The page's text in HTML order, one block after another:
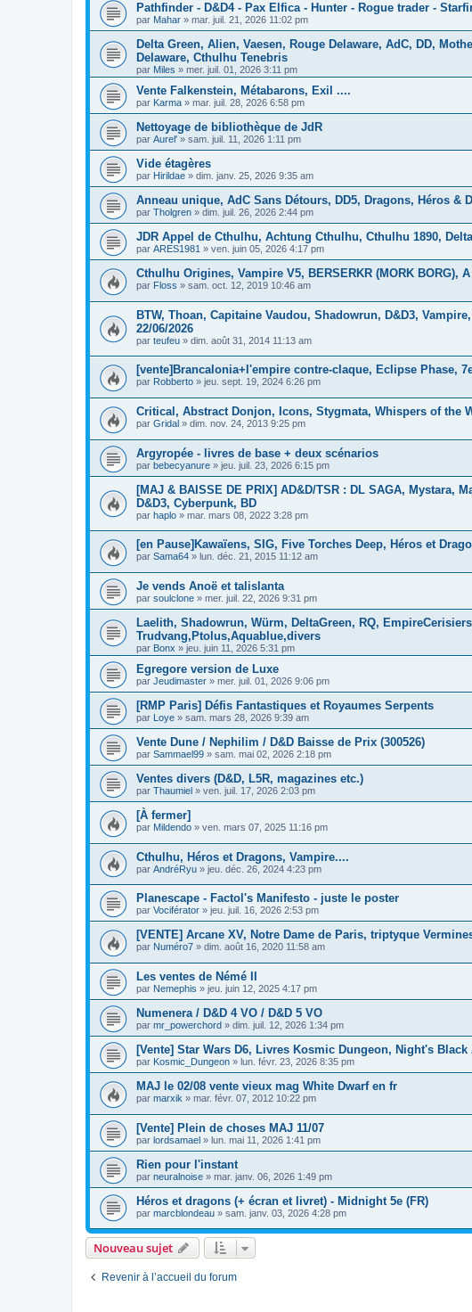
Pathfinder - D&D4 - Pax Elfica - Hunter - Rogue trader -
par Mahar » mar. juil. 21, 2026 11:02 pm
Delta Green, Alien, Vaesen, Rouge Delaware, AdC, DD,
Delaware, Cthulhu Tenebris
par Miles » mer. juil. 01, 2026 3:11 pm
Vente Falkenstein, Métabarons, Exil ....
par Karma » mar. juil. 28, 2026 6:58 pm
Nettoyage de bibliothèque de JdR
par Aurel' » sam. juil. 11, 2026 1:11 pm
Vide étagères
par Hirildae » dim. janv. 25, 2026 9:35 am
Anneau unique, AdC Sans Détours, DD5, Dragons, Héros &
par Tholgren » dim. juil. 26, 2026 2:44 pm
JDR Appel de Cthulhu, Achtung Cthulhu, Cthulhu 1890,
par ARES1981 » ven. juin 05, 2026 4:17 pm
Cthulhu Origines, Vampire V5, BERSERKR (MORK BORG),
par Floss » sam. oct. 12, 2019 10:46 am
BTW, Thoan, Capitaine Vaudou, Shadowrun, D&D3,
22/06/2026
par teufeu » dim. août 31, 2014 11:13 am
[vente]Brancalonia+l'empire contre-claque, Eclipse Phase,
par Robberto » jeu. sept. 19, 2024 6:26 pm
Critical, Abstract Donjon, Icons, Stygmata, Whispers of the
par Gridal » dim. nov. 24, 2013 9:25 pm
Argyropée - livres de base + deux scénarios
par bebecyanure » jeu. juil. 23, 2026 6:15 pm
[MAJ & BAISSE DE PRIX] AD&D/TSR : DL SAGA, Mystara,
D&D3, Cyberpunk, BD
par haplo » mar. mars 08, 2022 3:28 pm
[en Pause]Kawaïens, SIG, Five Torches Deep, Héros et
par Sama64 » lun. déc. 21, 2015 11:12 am
Je vends Anoë et talislanta
par soulclone » mer. juil. 22, 2026 9:31 pm
Laelith, Shadowrun, Würm, DeltaGreen, RQ,
Trudvang,Ptolus,Aquablue,divers
par Bonx » jeu. juin 11, 2026 5:31 pm
Egregore version de Luxe
par Jeudimaster » mer. juil. 01, 2026 9:06 pm
[RMP Paris] Défis Fantastiques et Royaumes Serpents
par Loye » sam. mars 28, 2026 9:39 am
Vente Dune / Nephilim / D&D Baisse de Prix (300526)
par Sammael99 » sam. mai 02, 2026 2:18 pm
Ventes divers (D&D, L5R, magazines etc.)
par Thaumiel » ven. juil. 17, 2026 2:03 pm
[À fermer]
par Mildendo » ven. mars 07, 2025 11:16 pm
Cthulhu, Héros et Dragons, Vampire....
par AndréRyu » jeu. déc. 26, 2024 4:23 pm
Planescape - Factol's Manifesto - juste le poster
par Vociférator » jeu. juil. 16, 2026 2:53 pm
[VENTE] Arcane XV, Notre Dame de Paris, triptyque
par Numéro7 » dim. août 16, 2020 11:58 am
Les ventes de Némé II
par Nemephis » jeu. juin 12, 2025 4:17 pm
Numenera / D&D 4 VO / D&D 5 VO
par mr_powerchord » dim. juil. 12, 2026 1:34 pm
[Vente] Star Wars D6, Livres Kosmic Dungeon, Night's Black
par Kosmic_Dungeon » lun. févr. 23, 2026 8:35 pm
MAJ le 02/08 vente vieux mag White Dwarf en fr
par marxik » mar. févr. 07, 2012 10:22 pm
[Vente] Plein de choses MAJ 11/07
par lordsamael » lun. mai 11, 2026 1:41 pm
Rien pour l'instant
par neuralnoise » mar. janv. 06, 2026 1:49 pm
Héros et dragons (+ écran et livret) - Midnight 5e (FR)
par marcblondeau » sam. janv. 03, 2026 4:28 pm
Nouveau sujet
Revenir à l’accueil du forum